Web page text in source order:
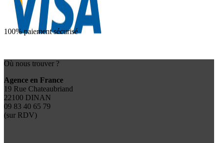
100% paiement sécurisé
Où nous trouver ?
Agence en France
19 Rue Chateaubriand
22100 DINAN
09 83 40 65 79
(sur RDV)